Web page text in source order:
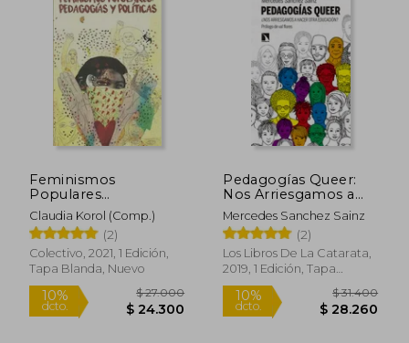
50%
dcto. $ 111.109
10%
dcto. $
Feminismos
Populares
Pedagogias y
Politicas
Claudia Korol (Comp.)
(2)
Colectivo, 2021, 1 Edición,
Tapa Blanda, Nuevo
Pedagogías Queer:
Nos Arriesgamos a
Hacer Otra
Educación?
Mercedes Sanchez Sainz
(2)
Los Libros De La Catarata,
2019, 1 Edición, Tapa
Blanda, Nuevo